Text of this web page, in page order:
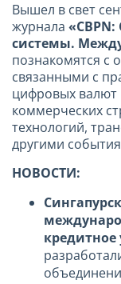
Вышел в свет
журнала
системы.
познакомятся с
связанными с
цифровых валют
коммерческих
технологий,
другими
НОВОСТИ:
кредитное